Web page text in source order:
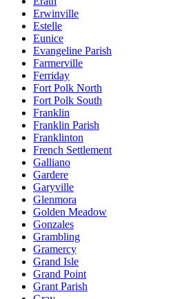
Erwinville
Estelle
Eunice
Evangeline Parish
Farmerville
Ferriday
Fort Polk North
Fort Polk South
Franklin
Franklin Parish
Franklinton
French Settlement
Galliano
Gardere
Garyville
Glenmora
Golden Meadow
Gonzales
Grambling
Gramercy
Grand Isle
Grand Point
Grant Parish